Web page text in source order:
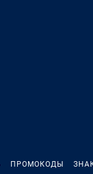
ПРОМОКОДЫ